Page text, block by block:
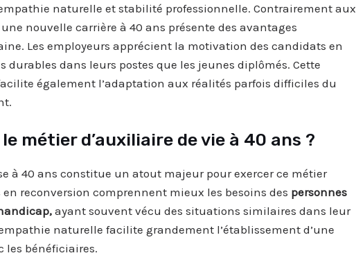
naturelle et stabilité professionnelle. Contrairement aux
nouvelle carrière à 40 ans présente des avantages
Les employeurs apprécient la motivation des candidats en
durables dans leurs postes que les jeunes diplômés. Cette
également l’adaptation aux réalités parfois difficiles du
métier d’auxiliaire de vie à 40 ans ?
à 40 ans constitue un atout majeur pour exercer ce métier
reconversion comprennent mieux les besoins des personnes
ayant souvent vécu des situations similaires dans leur
naturelle facilite grandement l’établissement d’une
les bénéficiaires.